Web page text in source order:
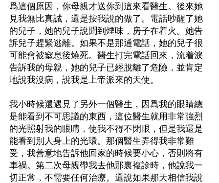
爲這個原因，你母親才送你到這來看醫生。後來她
見我無比真誠，還是按我說的做了。電話吵醒了她
的兒子，她的兒子說聞到煙味，房子在着火。她告
訴兒子趕緊逃離。如果不是那通電話，她的兒子很
可能會被窒息後燒死。醫生打完電話回來，流着淚
告訴我的母親，她的兒子已經脫離了危險，並肯定
地說我沒病，說我是上帝派來的天使。
我小時候還遇見了另外一個醫生，因爲我的眼睛總
是能看到不可思議的東西，這位醫生就用非常強烈
的光照射我的眼睛，使我不得不閉眼，但是我還是
能看到別人身上的光環。那個醫生弄得我非常難
受，我善意地告訴他回家的時候要小心，否則將有
車禍。第二次母親帶我去他那裏複診時，他說我一
切正常，不需要任何治療。還說如果那天相信我說